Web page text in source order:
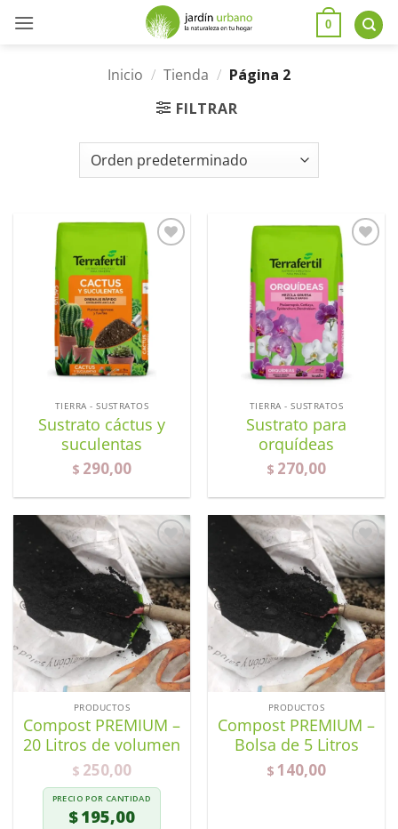
0
Inicio / Tienda / Página 2
FILTRAR
Añadir
lista de
deseos
TIERRA - SUSTRATOS
Sustrato cáctus y
suculentas
$ 290,00
Añadir
lista de
deseos
TIERRA - SUSTRATOS
Sustrato para
orquídeas
$ 270,00
Añadir
a la
lista de
deseos
PRODUCTOS
Compost PREMIUM –
20 Litros de volumen
$ 250,00
PRECIO POR CANTIDAD
$195,00
Añadir
a la
lista de
deseos
PRODUCTOS
Compost PREMIUM –
Bolsa de 5 Litros
$ 140,00